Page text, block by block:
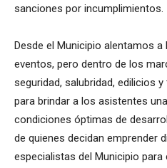
sanciones por incumplimientos.
Desde el Municipio alentamos
eventos, pero dentro de los
seguridad, salubridad, edilicios
para brindar a los asistentes
condiciones óptimas de
de quienes decidan emprender
especialistas del Municipio